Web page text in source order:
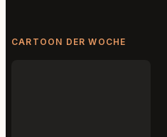
CARTOON DER WOCHE